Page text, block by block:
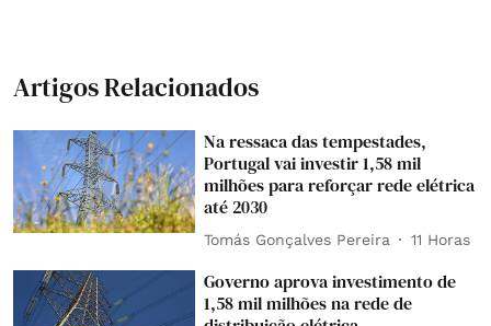
Artigos Relacionados
Na ressaca das tempestades,
Portugal vai investir 1,58 mil
milhões para reforçar rede elétrica
até 2030
Tomás Gonçalves Pereira 11 Horas
Governo aprova investimento de
1,58 mil milhões na rede de